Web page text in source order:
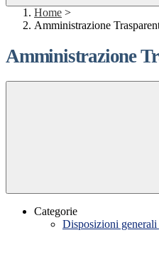
Home >
Amministrazione
Amministrazione
Categorie
Disposizioni generali